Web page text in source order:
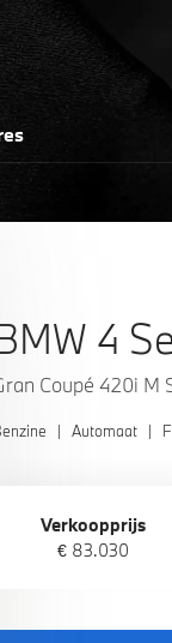
4
Coupé 420i M
| Automaat |
Verkoopprijs
€ 83.030